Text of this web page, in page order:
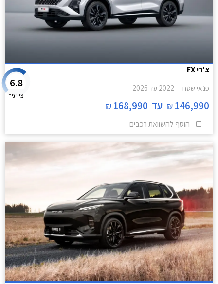
צ'רי FX
פנאי שטח 2022 עד 2026
146,990
₪ עד 168,990
₪
6.8
ציון גיר
הוסף להשוואת רכבים